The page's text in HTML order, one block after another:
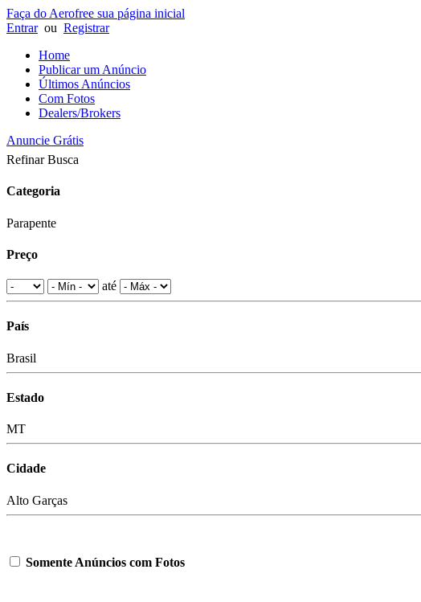
Faça do Aerofree sua página inicial
Entrarou Registrar
Home
Publicar um Anúncio
Últimos Anúncios
Com Fotos
Dealers/Brokers
Anuncie Grátis
Refinar Busca
Categoria
Parapente
Preço
até
País
Brasil
Estado
MT
Cidade
Alto Garças
Somente Anúncios com Fotos